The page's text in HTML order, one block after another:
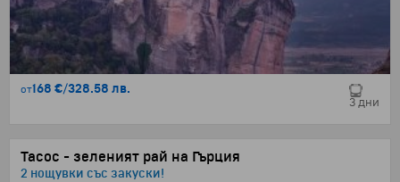
от168 €/328.58 лв.
3 дни
Тасос - зеленият рай на Гърция
2 нощувки със закуски!